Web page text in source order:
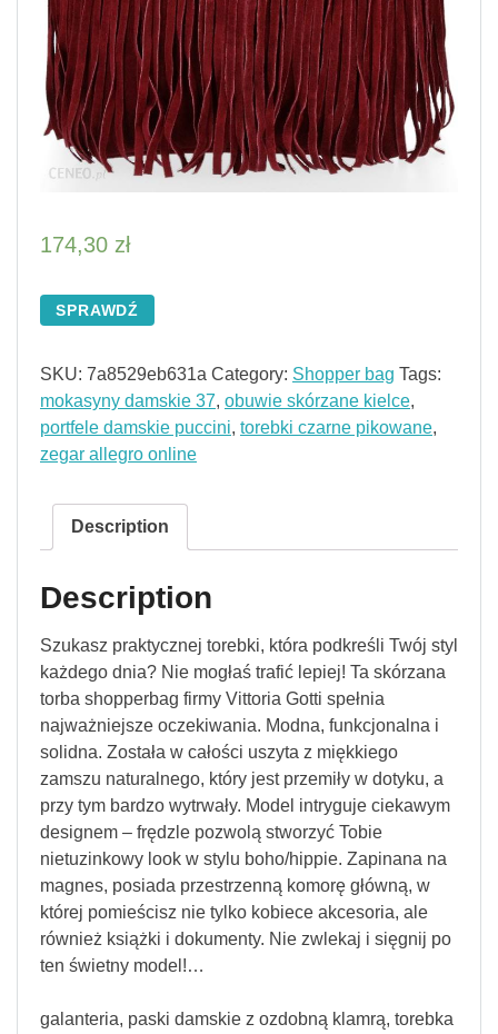
174,30 zł
SPRAWDŹ
SKU: 7a8529eb631a Category: Shopper bag Tags:
mokasyny damskie 37, obuwie skórzane kielce,
portfele damskie puccini, torebki czarne pikowane,
zegar allegro online
Description
Description
Szukasz praktycznej torebki, która podkreśli Twój styl
każdego dnia? Nie mogłaś trafić lepiej! Ta skórzana
torba shopperbag firmy Vittoria Gotti spełnia
najważniejsze oczekiwania. Modna, funkcjonalna i
solidna. Została w całości uszyta z miękkiego
zamszu naturalnego, który jest przemiły w dotyku, a
przy tym bardzo wytrwały. Model intryguje ciekawym
designem – frędzle pozwolą stworzyć Tobie
nietuzinkowy look w stylu boho/hippie. Zapinana na
magnes, posiada przestrzenną komorę główną, w
której pomieścisz nie tylko kobiece akcesoria, ale
również książki i dokumenty. Nie zwlekaj i sięgnij po
ten świetny model!…
galanteria, paski damskie z ozdobną klamrą, torebka